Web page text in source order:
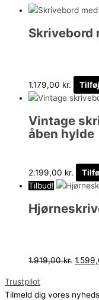
Skrivebord
1.179,00 kr.
Vintage
åben hylde
2.199,00 kr.
Tilbud!
1.919,00kr.
Trustpilot
Tilmeld dig vores